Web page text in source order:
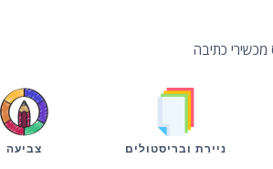
ניירת ובריסטולים צביעה